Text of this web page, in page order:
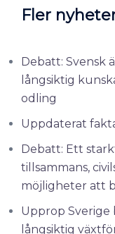
Fler
Debatt: Svensk
långsiktig
odling
Uppdaterat
Debatt: Ett
tillsammans,
möjligheter att
Upprop Sverige
långsiktig